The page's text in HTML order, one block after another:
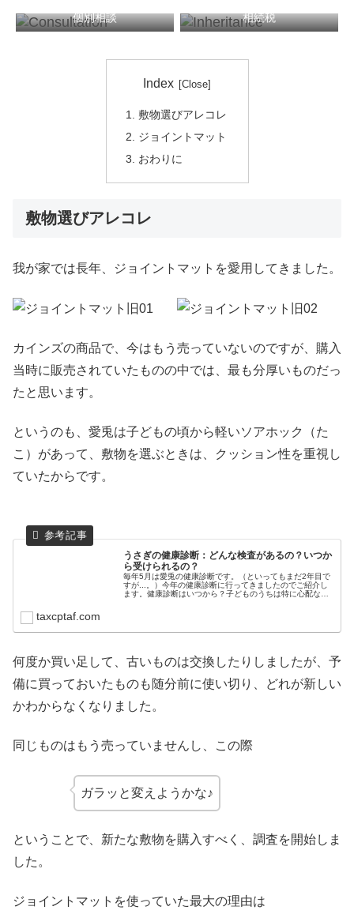
個別相談 相続税
税務顧問 確定申告
Index
敷物選びアレコレ
ジョイントマット
おわりに
敷物選びアレコレ
我が家では長年、ジョイントマットを愛用してきました。
カインズの商品で、今はもう売っていないのですが、購入
当時に販売されていたものの中では、最も分厚いものだっ
たと思います。
というのも、愛兎は子どもの頃から軽いソアホック（た
こ）があって、敷物を選ぶときは、クッション性を重視し
ていたからです。
うさぎの健康診断：どんな検査があるの？いつか
ら受けられるの？
毎年5月は愛兎の健康診断です。（といってもまだ2年目で
すが...。）今年の健康診断に行ってきましたのでご紹介し
ます。健康診断はいつから？子どものうちは特に心配なこ
taxcptaf.com
何度か買い足して、古いものは交換したりしましたが、予
備に買っておいたものも随分前に使い切り、どれが新しい
かわからなくなりました。
同じものはもう売っていませんし、この際
ガラッと変えようかな♪
ということで、新たな敷物を購入すべく、調査を開始しま
した。
ジョイントマットを使っていた最大の理由は